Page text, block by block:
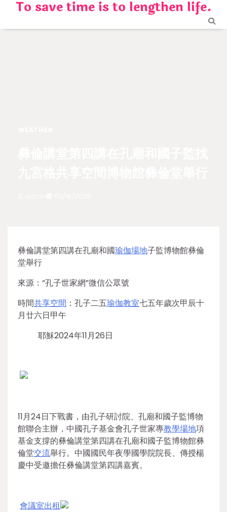
content
To save time is to lengthen life.
彝倫講堂第四講在孔廟和國瑜伽場地子監博物館彝倫
堂舉行
來源：“孔子世家網”微信公眾號
時間共享空間 ：孔子二五瑜伽教室七五年歲次甲辰十
月廿六日甲午
耶穌2024年11月26日
11月24日下戰書，由孔子研討院、孔廟和國子監博物
館聯合主辦，中國孔子基金會孔子世家專教學場地項
基金支撐的彝倫講堂第四講在孔廟和國子監博物館彝
倫堂交流舉行。中國國民年夜學國學院院長、傳授楊
慶中受邀擔任彝倫講堂第四講嘉賓。
會議室出租